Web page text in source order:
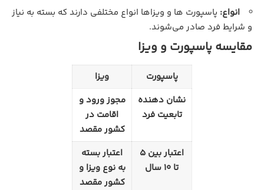
انواع: پاسپورت‌ ها و ویزاها انواع مختلفی دارند که بسته به نیاز
و شرایط فرد صادر می‌شوند.
مقایسه پاسپورت و ویزا
پاسپورت
ویزا
نشان دهنده
تابعیت فرد
مجوز ورود و
اقامت در
کشور مقصد
اعتبار بین 5
تا 10 سال
اعتبار بسته
به نوع ویزا و
کشور مقصد